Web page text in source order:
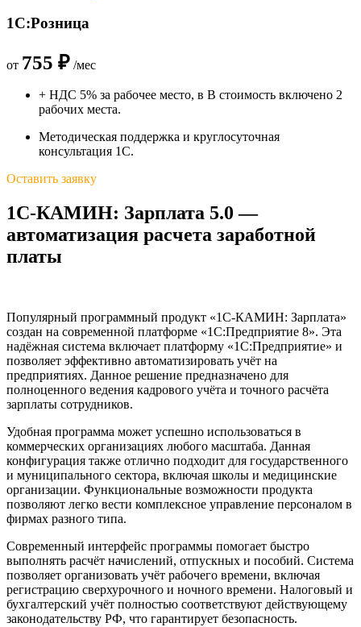
1С:Розница
от 755 ₽ /мес
+ НДС 5% за рабочее место, в В стоимость включено 2
рабочих места.
Методическая поддержка и круглосуточная
консультация 1С.
Оставить заявку
1С-КАМИН: Зарплата 5.0 —
автоматизация расчета заработной
платы
Популярный программный продукт «1С‑КАМИН: Зарплата»
создан на современной платформе «1С:Предприятие 8». Эта
надёжная система включает платформу «1С:Предприятие» и
позволяет эффективно автоматизировать учёт на
предприятиях. Данное решение предназначено для
полноценного ведения кадрового учёта и точного расчёта
зарплаты сотрудников.
Удобная программа может успешно использоваться в
коммерческих организациях любого масштаба. Данная
конфигурация также отлично подходит для государственного
и муниципального сектора, включая школы и медицинские
организации. Функциональные возможности продукта
позволяют легко вести комплексное управление персоналом в
фирмах разного типа.
Современный интерфейс программы помогает быстро
выполнять расчёт начислений, отпускных и пособий. Система
позволяет организовать учёт рабочего времени, включая
регистрацию сверхурочного и ночного времени. Налоговый и
бухгалтерский учёт полностью соответствуют действующему
законодательству РФ, что гарантирует безопасность.